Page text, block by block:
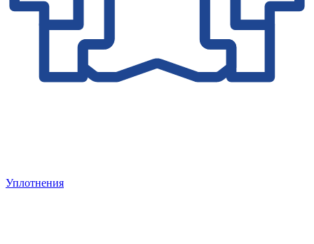
Уплотнения